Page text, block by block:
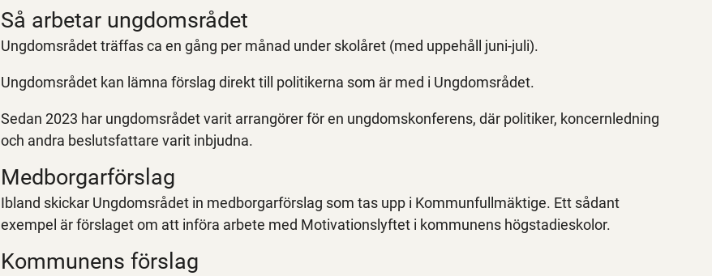
Så arbetar ungdomsrådet
Ungdomsrådet träffas ca en gång per månad under skolåret (med uppehåll juni-juli).
Ungdomsrådet kan lämna förslag direkt till politikerna som är med i Ungdomsrådet.
Sedan 2023 har ungdomsrådet varit arrangörer för en ungdomskonferens, där politiker, koncernledning
och andra beslutsfattare varit inbjudna.
Medborgarförslag
Ibland skickar Ungdomsrådet in medborgarförslag som tas upp i Kommunfullmäktige. Ett sådant
exempel är förslaget om att införa arbete med Motivationslyftet i kommunens högstadieskolor.
Kommunens förslag